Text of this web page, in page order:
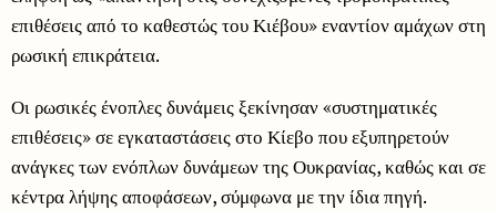
επιθέσεις από το καθεστώς του Κιέβου» εναντίον αμάχων στη
ρωσική επικράτεια.
Οι ρωσικές ένοπλες δυνάμεις ξεκίνησαν «συστηματικές
επιθέσεις» σε εγκαταστάσεις στο Κίεβο που εξυπηρετούν
ανάγκες των ενόπλων δυνάμεων της Ουκρανίας, καθώς και σε
κέντρα λήψης αποφάσεων, σύμφωνα με την ίδια πηγή.